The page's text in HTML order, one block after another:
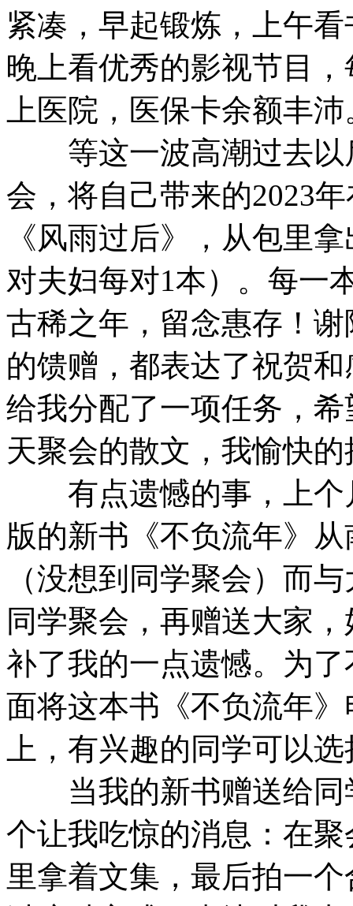
紧凑，早起锻炼，上午
晚上看优秀的影视节目
上医院，医保卡余额丰沛
等这一波高潮过去以
会，将自己带来的2023
《风雨过后》，从包里
对夫妇每对1本）。每一
古稀之年，留念惠存！
的馈赠，都表达了祝贺
给我分配了一项任务，
天聚会的散文，我愉快
有点遗憾的事，上个
版的新书《不负流年》
（没想到同学聚会）而
同学聚会，再赠送大家
补了我的一点遗憾。为
面将这本书《不负流年
上，有兴趣的同学可以
当我的新书赠送给同
个让我吃惊的消息：在
里拿着文集，最后拍一